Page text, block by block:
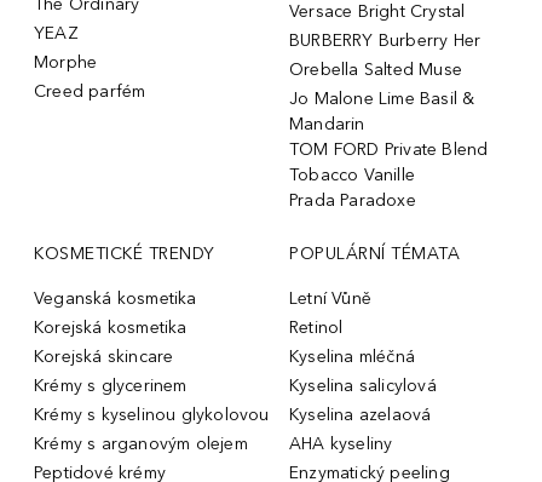
The Ordinary
YEAZ
Morphe
Creed parfém
Versace Bright Crystal
BURBERRY Burberry Her
Orebella Salted Muse
Jo Malone Lime Basil &
Mandarin
TOM FORD Private Blend
Tobacco Vanille
Prada Paradoxe
KOSMETICKÉ TRENDY
Veganská kosmetika
Korejská kosmetika
Korejská skincare
Krémy s glycerinem
Krémy s kyselinou glykolovou
Krémy s arganovým olejem
Peptidové krémy
POPULÁRNÍ TÉMATA
Letní Vůně
Retinol
Kyselina mléčná
Kyselina salicylová
Kyselina azelaová
AHA kyseliny
Enzymatický peeling